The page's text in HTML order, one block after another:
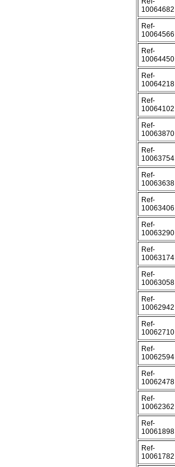
10064682
Ref-
10064566
Ref-
10064450
Ref-
10064218
Ref-
10064102
Ref-
10063870
Ref-
10063754
Ref-
10063638
Ref-
10063406
Ref-
10063290
Ref-
10063174
Ref-
10063058
Ref-
10062942
Ref-
10062710
Ref-
10062594
Ref-
10062478
Ref-
10062362
Ref-
10061898
Ref-
10061782